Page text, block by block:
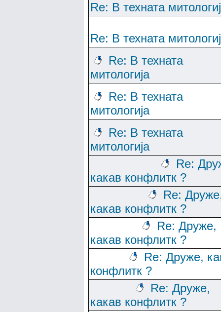
Re: В техната
Re: В техната
Re: В техната
митологија
Re: В техната
митологија
Re: В техната
митологија
Re:
какав конфлитк ?
Re:
какав конфлитк ?
Re: Друже,
какав конфлитк ?
Re: Друже,
конфлитк ?
Re: Друже,
какав конфлитк ?